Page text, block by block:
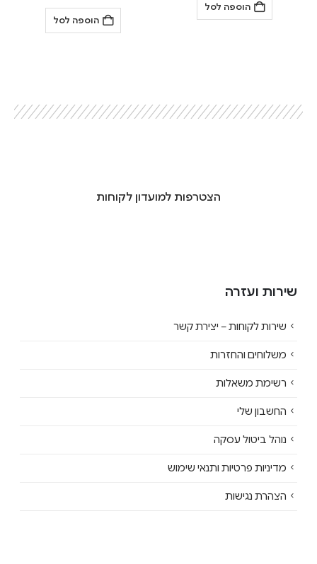
הוספה לסל
הוספה לסל
הצטרפות למועדון לקוחות
שירות ועזרה
שירות לקוחות – יצירת קשר
משלוחים והחזרות
רשימת משאלות
החשבון שלי
נוהל ביטול עסקה
מדיניות פרטיות ותנאי שימוש
הצהרת נגישות